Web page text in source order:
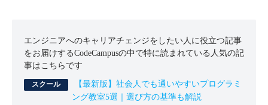
エンジニアへのキャリアチェンジをしたい人に役立つ記事
をお届けするCodeCampusの中で特に読まれている人気の記
事はこちらです
【最新版】社会人でも通いやすいプログラミ
ング教室5選｜選び方の基準も解説